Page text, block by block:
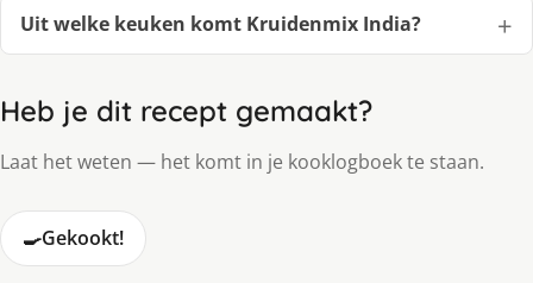
Uit welke keuken komt Kruidenmix India?
Heb je dit recept gemaakt?
Laat het weten — het komt in je kooklogboek te staan.
🍳Gekookt!